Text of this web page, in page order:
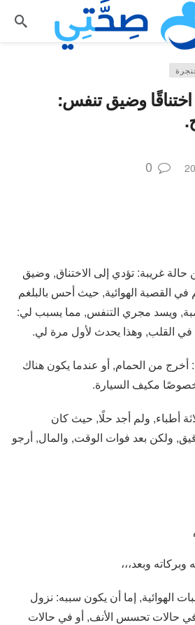
وضيق تنفس:
0
حالة غريبة: تؤدي إلى الاختناق, وضيق
القصبة الهوائية, حيث أحس بالبلغم
ويسد مجري التنفس, مما يسبب لي:
في القلب, وهذا يحدث لأول مرة لي.
من الحمام, أو عندما يكون هناك
مكيف السيارة.
أطباء, ولم أجد حلًا, حيث كان
ولكن بعد فوات الوقت, والمال, أرجو
وبعد،،،
الهوائية, إما أن يكون سببه: نزول
في حالات تحسس الأنف, أو في حالات